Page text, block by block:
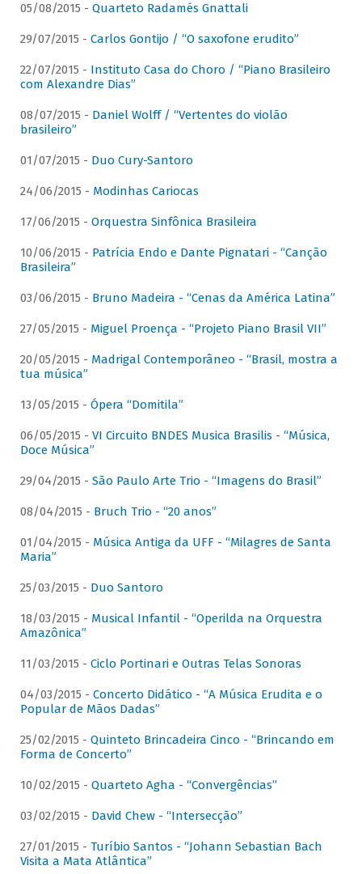
05/08/2015 - Quarteto Radamés Gnattali
29/07/2015 - Carlos Gontijo / “O saxofone erudito”
22/07/2015 - Instituto Casa do Choro / “Piano Brasileiro
com Alexandre Dias”
08/07/2015 - Daniel Wolff / “Vertentes do violão
brasileiro”
01/07/2015 - Duo Cury-Santoro
24/06/2015 - Modinhas Cariocas
17/06/2015 - Orquestra Sinfônica Brasileira
10/06/2015 - Patrícia Endo e Dante Pignatari - “Canção
Brasileira”
03/06/2015 - Bruno Madeira - “Cenas da América Latina”
27/05/2015 - Miguel Proença - “Projeto Piano Brasil VII”
20/05/2015 - Madrigal Contemporâneo - “Brasil, mostra a
tua música”
13/05/2015 - Ópera “Domitila”
06/05/2015 - VI Circuito BNDES Musica Brasilis - “Música,
Doce Música”
29/04/2015 - São Paulo Arte Trio - “Imagens do Brasil”
08/04/2015 - Bruch Trio - “20 anos”
01/04/2015 - Música Antiga da UFF - “Milagres de Santa
Maria”
25/03/2015 - Duo Santoro
18/03/2015 - Musical Infantil - “Operilda na Orquestra
Amazônica”
11/03/2015 - Ciclo Portinari e Outras Telas Sonoras
04/03/2015 - Concerto Didático - “A Música Erudita e o
Popular de Mãos Dadas”
25/02/2015 - Quinteto Brincadeira Cinco - “Brincando em
Forma de Concerto”
10/02/2015 - Quarteto Agha - “Convergências”
03/02/2015 - David Chew - “Intersecção”
27/01/2015 - Turíbio Santos - “Johann Sebastian Bach
Visita a Mata Atlântica”